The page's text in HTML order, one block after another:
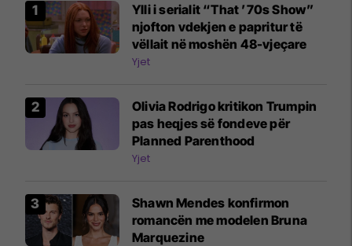
Ylli i serialit “That ’70s Show”
njofton vdekjen e papritur të
vëllait në moshën 48-vjeçare
Yjet
Olivia Rodrigo kritikon Trumpin
pas heqjes së fondeve për
Planned Parenthood
Yjet
Shawn Mendes konfirmon
romancën me modelen Bruna
Marquezine